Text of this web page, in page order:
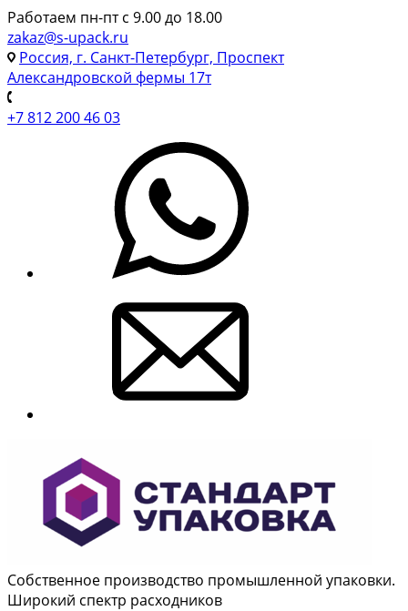
Работаем пн-пт с 9.00 до 18.00
zakaz@s-upack.ru
Россия, г. Санкт-Петербург, Проспект
Александровской фермы 17т
+7 812 200 46 03
Собственное производство промышленной упаковки.
Широкий спектр расходников